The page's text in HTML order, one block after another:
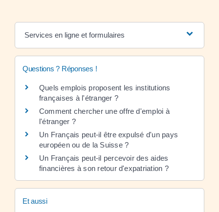
Services en ligne et formulaires
Questions ? Réponses !
Quels emplois proposent les institutions
françaises à l'étranger ?
Comment chercher une offre d'emploi à
l'étranger ?
Un Français peut-il être expulsé d'un pays
européen ou de la Suisse ?
Un Français peut-il percevoir des aides
financières à son retour d'expatriation ?
Et aussi